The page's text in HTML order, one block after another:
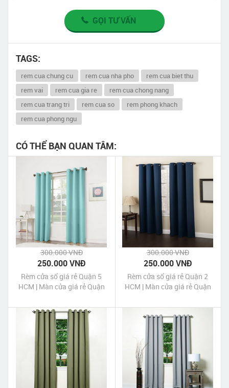
GỌI TƯ VẤN
TAGS:
rem cua chung cu rem cua nha pho
rem cua biet thu
rem vai
rem cua gia re
rem cua chong nang
rem cua trang tri
rem cua so
rem phong khach
rem cua phong ngu
CÓ THỂ BẠN QUAN TÂM:
300.000 VNĐ
250.000 VNĐ
Rèm cửa sổ giá rẻ Quận 5
HCM | Màn cửa giá rẻ Quận
300.000 VNĐ
250.000 VNĐ
Rèm cửa sổ giá rẻ Quận 2
HCM | Màn cửa giá rẻ Quận